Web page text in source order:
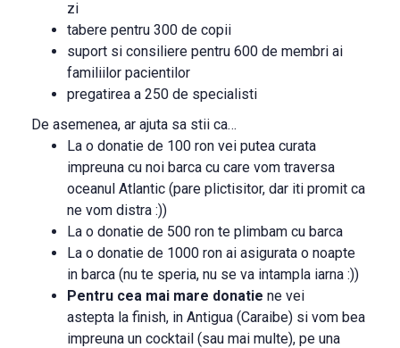
zi
tabere pentru 300 de copii
suport si consiliere pentru 600 de membri ai
familiilor pacientilor
pregatirea a 250 de specialisti
De asemenea, ar ajuta sa stii ca…
La o donatie de 100 ron vei putea curata
impreuna cu noi barca cu care vom traversa
oceanul Atlantic (pare plictisitor, dar iti promit ca
ne vom distra :))
La o donatie de 500 ron te plimbam cu barca
La o donatie de 1000 ron ai asigurata o noapte
in barca (nu te speria, nu se va intampla iarna :))
Pentru cea mai mare donatie ne vei
astepta la finish, in Antigua (Caraibe) si vom bea
impreuna un cocktail (sau mai multe), pe una